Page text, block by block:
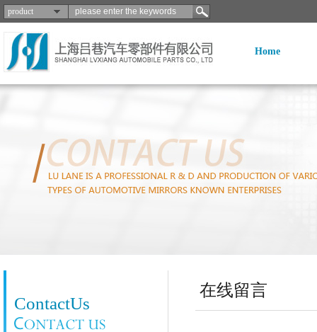
product
Home
ContactUs
在线留言